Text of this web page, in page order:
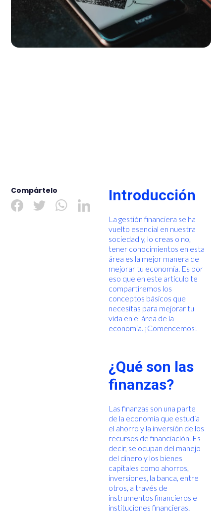
Compártelo Introducción
La gestión financiera se ha
vuelto esencial en nuestra
sociedad y, lo creas o no,
tener conocimientos en esta
área es la mejor manera de
mejorar tu economía. Es por
eso que en este artículo te
compartiremos los
conceptos básicos que
necesitas para mejorar tu
vida en el área de la
economía. ¡Comencemos!
¿Qué son las
finanzas?
Las finanzas son una parte
de la economía que estudia
el ahorro y la inversión de los
recursos de financiación. Es
decir, se ocupan del manejo
del dinero y los bienes
capitales como ahorros,
inversiones, la banca, entre
otros, a través de
instrumentos financieros e
instituciones financieras.